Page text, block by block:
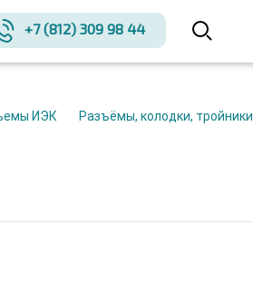
+7 (812) 309 98 44
ИЭК
Разъёмы, колодки, тройники